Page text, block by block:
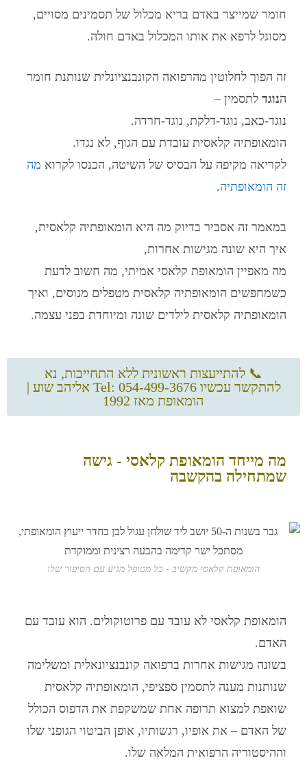
חומר שמייצר באדם בריא מכלול של תסמינים מסויים,
מסוגל לרפא את אותו המכלול באדם חולה.
זה הפוך לחלוטין מהרפואה הקונבנציונלית שנותנת חומר
הנוגד לתסמין –
נוגד-כאב, נוגד-דלקת, נוגד-חרדה.
הומאופתיה קלאסית עובדת עם הגוף, לא נגדו.
לקריאה מקיפה על הבסיס של השיטה, הכנסו לקרוא מה
זה הומאופתיה.
במאמר זה אסביר בדיוק מה היא הומאופתיה קלאסית,
איך היא שונה מגישות אחרות,
מה מאפיין הומאופת קלאסי אמיתי, מה חשוב לדעת
כשמחפשים הומאופתיה קלאסית מטפלים מנוסים, ואיך
הומאופתיה קלאסית לילדים שונה ומיוחדת בפני עצמה.
📞 להתייעצות ראשונית ללא התחייבות, נא
להתקשר עכשיו Tel: 054-499-3676 אליהב שוע |
הומאופת מאז 1992
מה מייחד הומאופת קלאסי - גישה
שמתחילה בהקשבה
הומאופת קלאסי מקשיב - כל מטופל מגיע עם הסיפור שלו
הומאופת קלאסי לא עובד עם פרוטוקולים. הוא עובד עם
האדם.
בשונה מגישות אחרות ברפואה קונבנציונאלית ומשלימה
שנותנות מענה לתסמין ספציפי, הומאופתיה קלאסית
שואפת למצוא תרופה אחת שמשקפת את הדפוס הכולל
של האדם – את אופיו, רגשותיו, אופן הביטוי הגופני שלו
וההיסטוריה הרפואית המלאה שלו.